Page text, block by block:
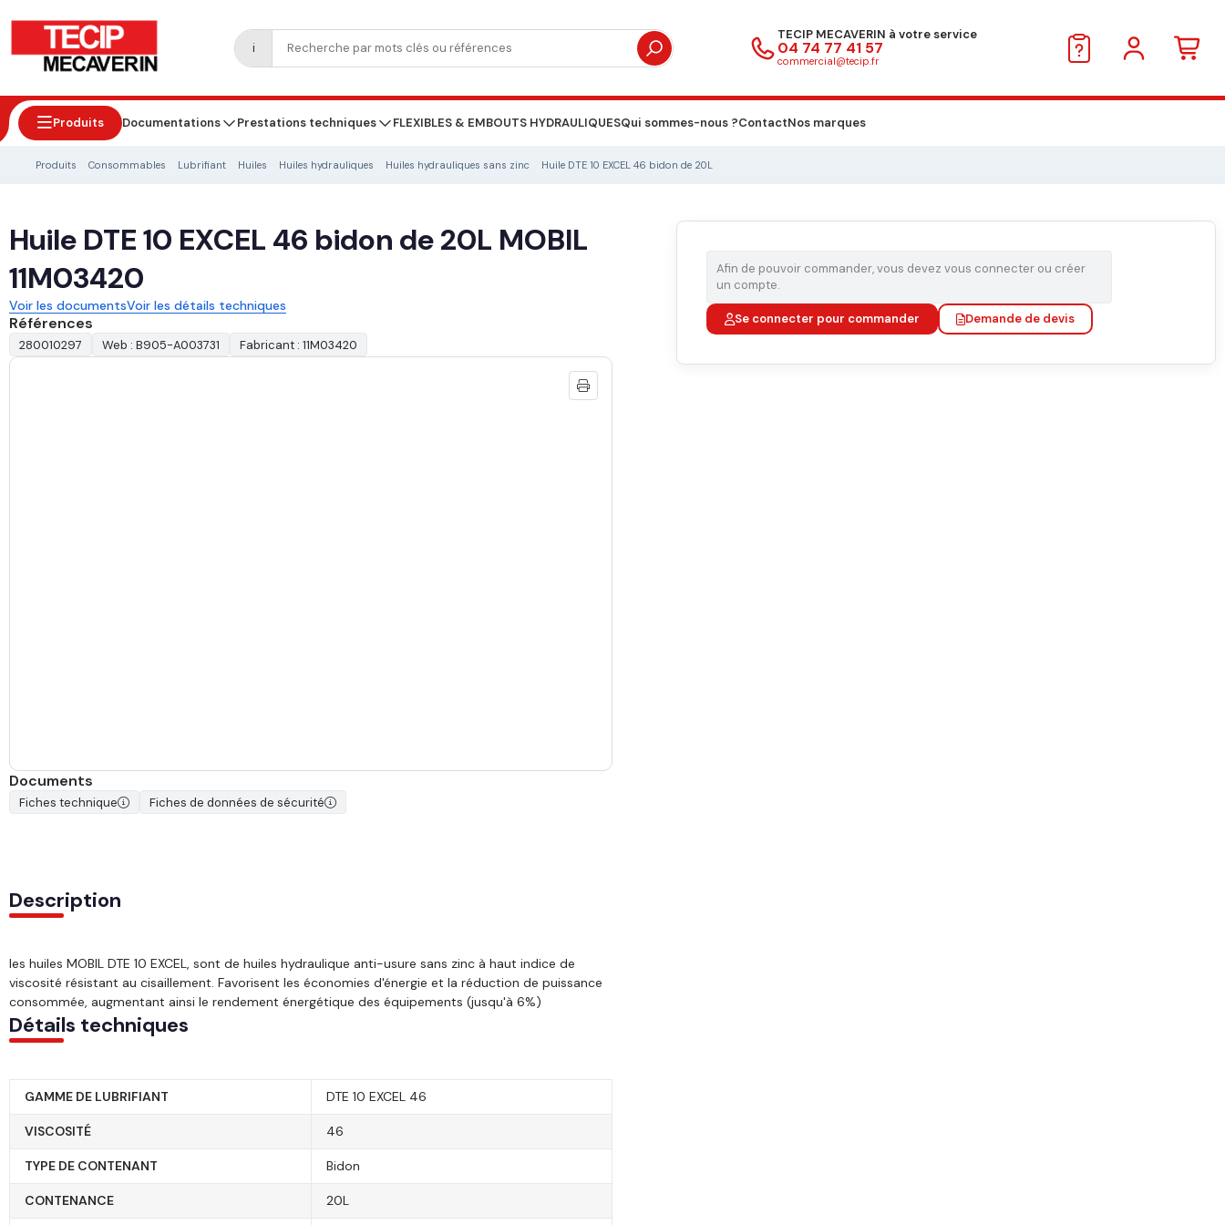
i
TECIP MECAVERIN à votre service
04 74 77 41 57
commercial@tecip.fr
Produits Documentations Prestations techniques FLEXIBLES & EMBOUTS HYDRAULIQUESQui sommes-nous ?ContactNos marques
Produits Consommables Lubrifiant Huiles Huiles hydrauliques Huiles hydrauliques sans zinc Huile DTE 10 EXCEL 46 bidon de 20L
Huile DTE 10 EXCEL 46 bidon de 20L MOBIL
11M03420
Voir les documentsVoir les détails techniques
Références
280010297 Web : B905-A003731 Fabricant : 11M03420
Documents
Fiches technique Fiches de données de sécurité
Description
les huiles MOBIL DTE 10 EXCEL, sont de huiles hydraulique anti-usure sans zinc à haut indice de
viscosité résistant au cisaillement. Favorisent les économies d'énergie et la réduction de puissance
consommée, augmentant ainsi le rendement énergétique des équipements (jusqu'à 6%)
Détails techniques
GAMME DE LUBRIFIANT DTE 10 EXCEL 46
VISCOSITÉ 46
TYPE DE CONTENANT bidon
CONTENANCE 20L
Afin de pouvoir commander, vous devez vous connecter ou créer
un compte.
Se connecter pour commander Demande de devis